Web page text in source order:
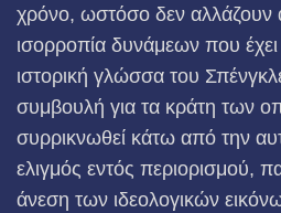
χρόνο, ωστόσο δεν αλλάζουν
ισορροπία δυνάμεων που
ιστορική γλώσσα του
συμβουλή για τα κράτη των
συρρικνωθεί κάτω από την
ελιγμός εντός περιορισμού,
άνεση των ιδεολογικών